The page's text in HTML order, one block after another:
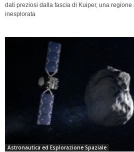
dati preziosi dalla fascia di Kuiper, una regione
inesplorata
Astronautica ed Esplorazione Spaziale